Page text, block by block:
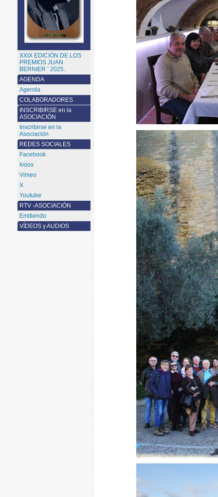
AGENDA
Agenda
COLABORADORES
INSCRIBIRSE en la
ASOCIACIÓN
Inscribirse en la
Asociación
XXIX EDICIÓN DE LOS
PREMIOS JUAN
BERNIER ’ 2025.
REDES SOCIALES
Facebook
Ivoox
Vimeo
X
Youtube
RTV -ASOCIACIÓN
Emitiendo
VÍDEOS y AUDIOS